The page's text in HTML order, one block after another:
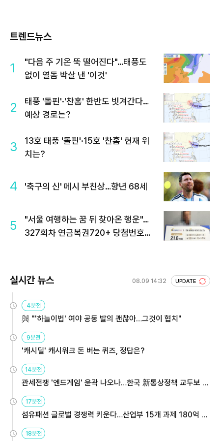
트렌드뉴스
1
"다음 주 기온 뚝 떨어진다"…태풍도
없이 열돔 박살 낸 '이것'
2
태풍 '돌핀'·'찬홈' 한반도 빗겨간다…
예상 경로는?
3
13호 태풍 '돌핀'·15호 '찬홈' 현재 위
치는?
4 '축구의 신' 메시 부친상…향년 68세
5
"서울 여행하는 꿈 뒤 찾아온 행운"…
327회차 연금복권720+ 당첨번호조
실시간 뉴스 08.09 14:32 UPDATE
4분전
與 "'하늘이법' 여야 공동 발의 괜찮아…그것이 협치"
9분전
'캐시딜' 캐시워크 돈 버는 퀴즈, 정답은?
14분전
관세전쟁 '엔드게임' 윤곽 나오나…한국 新통상정책 교두보 활
17분전
섬유패션 글로벌 경쟁력 키운다…산업부 15개 과제 180억 지
18분전